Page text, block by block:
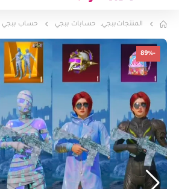
المنتجاتببجي, حسابات ببجي حساب ببجي
-89%